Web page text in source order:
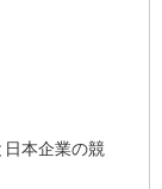
本企業の競